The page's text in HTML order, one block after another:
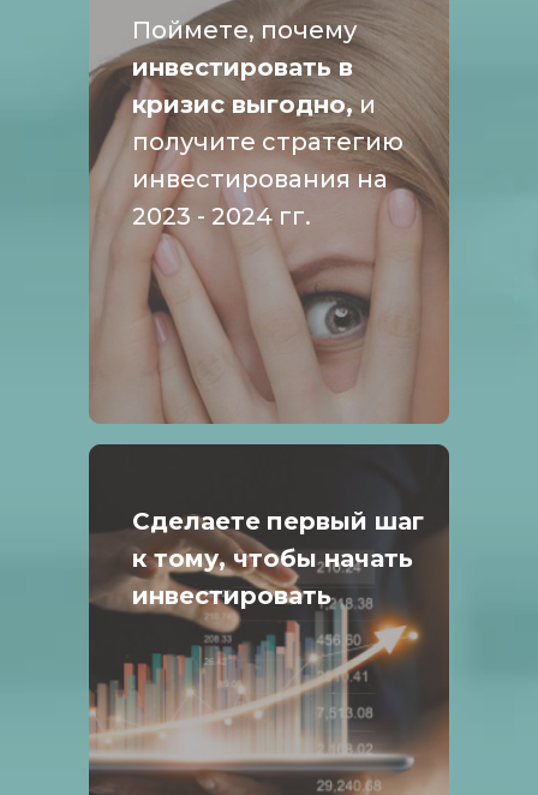
Сделаете первый шаг
к тому, чтобы начать
инвестировать
Поймете, почему
инвестировать в
кризис выгодно,и
получите стратегию
инвестирования на
2023 - 2024 гг.